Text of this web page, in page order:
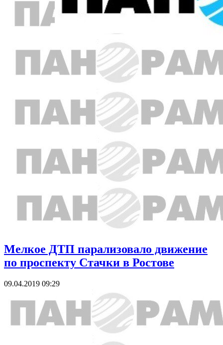
Мелкое ДТП парализовало движение
по проспекту Стачки в Ростове
09.04.2019 09:29